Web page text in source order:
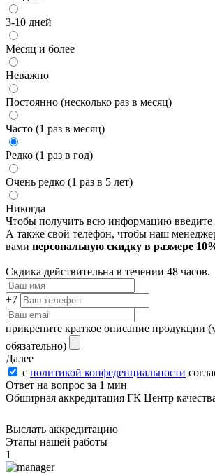
3-10 дней
Месяц и более
Неважно
Постоянно (несколько раз в месяц)
Часто (1 раз в месяц)
Редко (1 раз в год)
Очень редко (1 раз в 5 лет)
Никогда
Чтобы получить всю информацию
А также свой телефон, чтобы наш
вами персональную скидку в размере
Скдика действительна в течении 48 часов.
+7
прикрепите краткое описание продукции
обязательно)
Далее
с политикой конфеденциальности
Ответ на вопрос за 1 мин
Обширная аккредитация ГК Центр
Выслать аккредитацию
Этапы нашей работы
1